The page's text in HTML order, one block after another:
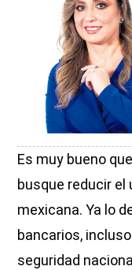
Es muy bueno
busque reducir
mexicana. Ya lo
bancarios,
seguridad